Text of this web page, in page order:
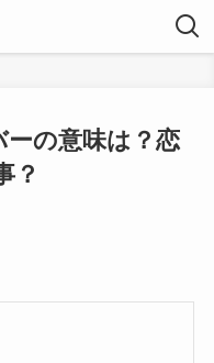
の意味は？恋
？